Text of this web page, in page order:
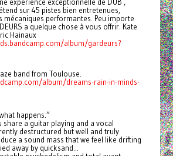
sur 45 pistes bien entretenues,
mécaniques performantes. Peu importe
a quelque chose à vous offrir. Kate
Hainaux
album/gardeurs?
band from Toulouse.
album/dreams-rain-in-minds-
happens.”
share a guitar playing and a vocal
destructured but well and truly
a sound mass that we feel like drifting
away by quicksand...